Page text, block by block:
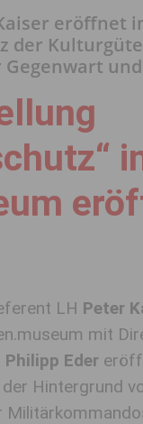
eröffnet
der
LH Peter
mit
Philipp Eder
Hintergrund